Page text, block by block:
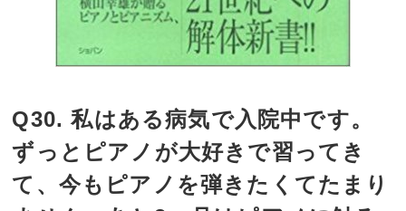
Q30. 私はある病気で入院中です。
ずっとピアノが大好きで習ってき
て、今もピアノを弾きたくてたまり